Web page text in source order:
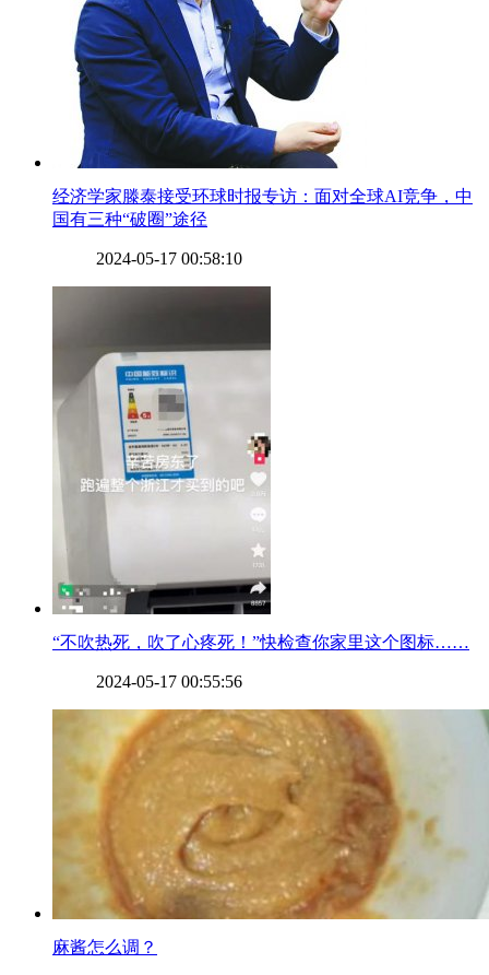
​经济学家滕泰接受环球时报专访：面对全球AI竞争，中
国有三种“破圈”途径
2024-05-17 00:58:10
​“不吹热死，吹了心疼死！”快检查你家里这个图标……
2024-05-17 00:55:56
​麻酱怎么调？